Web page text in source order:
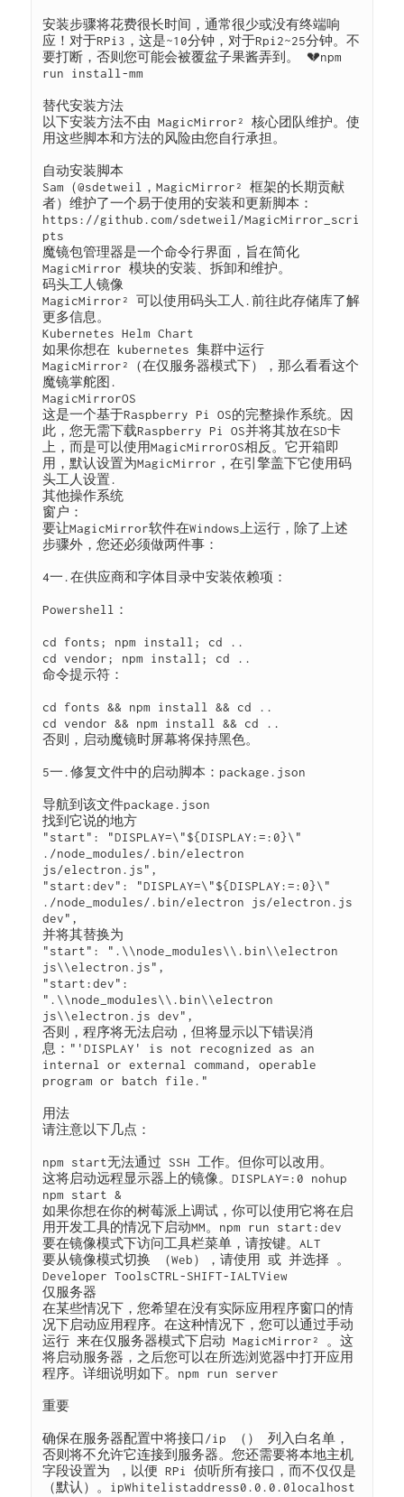
安装步骤将花费很长时间，通常很少或没有终端响
应！对于RPi3，这是~10分钟，对于Rpi2~25分钟。不
要打断，否则您可能会被覆盆子果酱弄到。 💔npm
run install-mm
替代安装方法
以下安装方法不由 MagicMirror² 核心团队维护。使
用这些脚本和方法的风险由您自行承担。
自动安装脚本
Sam（@sdetweil，MagicMirror² 框架的长期贡献
者）维护了一个易于使用的安装和更新脚本：
https://github.com/sdetweil/MagicMirror_scri
pts
魔镜包管理器是一个命令行界面，旨在简化
MagicMirror 模块的安装、拆卸和维护。
码头工人镜像
MagicMirror² 可以使用码头工人.前往此存储库了解
更多信息。
Kubernetes Helm Chart
如果你想在 kubernetes 集群中运行
MagicMirror²（在仅服务器模式下），那么看看这个
魔镜掌舵图.
MagicMirrorOS
这是一个基于Raspberry Pi OS的完整操作系统。因
此，您无需下载Raspberry Pi OS并将其放在SD卡
上，而是可以使用MagicMirrorOS相反。它开箱即
用，默认设置为MagicMirror，在引擎盖下它使用码
头工人设置.
其他操作系统
窗户：
要让MagicMirror软件在Windows上运行，除了上述
步骤外，您还必须做两件事：
4一.在供应商和字体目录中安装依赖项：
Powershell：
cd fonts; npm install; cd ..
cd vendor; npm install; cd ..
命令提示符：
cd fonts && npm install && cd ..
cd vendor && npm install && cd ..
否则，启动魔镜时屏幕将保持黑色。
5一.修复文件中的启动脚本：package.json
导航到该文件package.json
找到它说的地方
"start": "DISPLAY=\"${DISPLAY:=:0}\"
./node_modules/.bin/electron
js/electron.js",
"start:dev": "DISPLAY=\"${DISPLAY:=:0}\"
./node_modules/.bin/electron js/electron.js
dev",
并将其替换为
"start": ".\\node_modules\\.bin\\electron
js\\electron.js",
"start:dev":
".\\node_modules\\.bin\\electron
js\\electron.js dev",
否则，程序将无法启动，但将显示以下错误消
息："'DISPLAY' is not recognized as an
internal or external command, operable
program or batch file."
用法
请注意以下几点：
npm start无法通过 SSH 工作。但你可以改用。
这将启动远程显示器上的镜像。DISPLAY=:0 nohup
npm start &
如果你想在你的树莓派上调试，你可以使用它将在启
用开发工具的情况下启动MM。npm run start:dev
要在镜像模式下访问工具栏菜单，请按键。ALT
要从镜像模式切换 （Web），请使用 或 并选择 。
Developer ToolsCTRL-SHIFT-IALTView
仅服务器
在某些情况下，您希望在没有实际应用程序窗口的情
况下启动应用程序。在这种情况下，您可以通过手动
运行 来在仅服务器模式下启动 MagicMirror² 。这
将启动服务器，之后您可以在所选浏览器中打开应用
程序。详细说明如下。npm run server
重要
确保在服务器配置中将接口/ip （） 列入白名单，
否则将不允许它连接到服务器。您还需要将本地主机
字段设置为 ，以便 RPi 侦听所有接口，而不仅仅是
（默认）。ipWhitelistaddress0.0.0.0localhost